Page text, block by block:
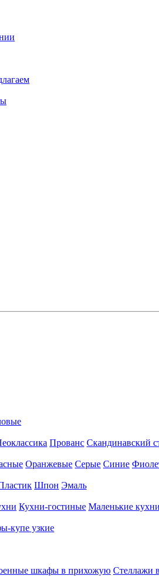
Прованс Скандинавский
Оранжевые Серые Синие
Шпон Эмаль
Кухни-гостиные Маленькие кухни
купе узкие
шкафы в прихожую Стеллажи